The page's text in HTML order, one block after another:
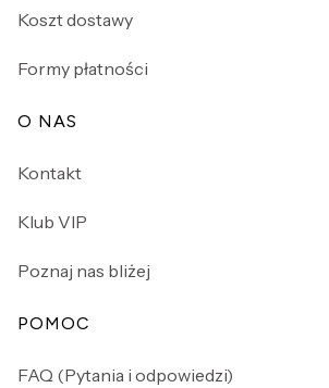
Koszt dostawy
Formy płatności
O NAS
Kontakt
Klub VIP
Poznaj nas bliżej
POMOC
FAQ (Pytania i odpowiedzi)